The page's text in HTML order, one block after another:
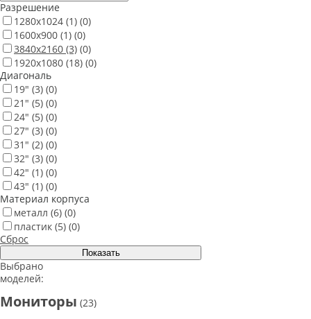
Разрешение
1280х1024 (1) (0)
1600x900 (1) (0)
3840х2160 (3) (0)
1920х1080 (18) (0)
Диагональ
19" (3) (0)
21" (5) (0)
24" (5) (0)
27" (3) (0)
31" (2) (0)
32" (3) (0)
42" (1) (0)
43" (1) (0)
Материал корпуса
металл (6) (0)
пластик (5) (0)
Сброс
Выбрано
моделей:
Мониторы (23)